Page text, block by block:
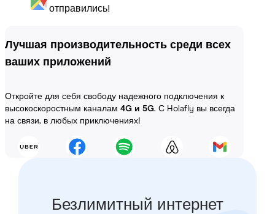
отправились!
Лучшая производительность среди всех
ваших приложений
Откройте для себя свободу надежного подключения к
высокоскоростным каналам 4G и 5G. С Holafly вы всегда
на связи, в любых приключениях!
Безлимитный интернет